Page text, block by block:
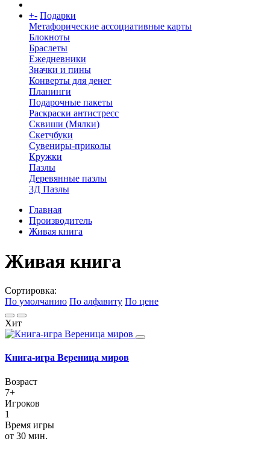
+- Подарки
Метафорические ассоциативные карты
Блокноты
Браслеты
Ежедневники
Значки и пины
Конверты для денег
Планинги
Подарочные пакеты
Раскраски антистресс
Сквиши (Мялки)
Скетчбуки
Сувениры-приколы
Кружки
Пазлы
Деревянные пазлы
3Д Пазлы
Главная
Производитель
Живая книга
Живая книга
Сортировка:
По умолчанию По алфавиту По цене
Хит
Книга-игра Вереница миров
Возраст
7+
Игроков
1
Время игры
от 30 мин.